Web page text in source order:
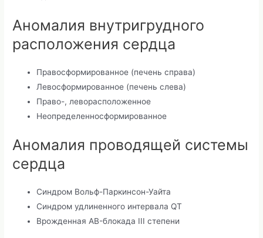
Аномалия внутригрудного
расположения сердца
Правосформированное (печень справа)
Левосформированное (печень слева)
Право-, леворасположенное
Неопределенносформированное
Аномалия проводящей системы
сердца
Синдром Вольф-Паркинсон-Уайта
Синдром удлиненного интервала QT
Врожденная AB-блокада III степени